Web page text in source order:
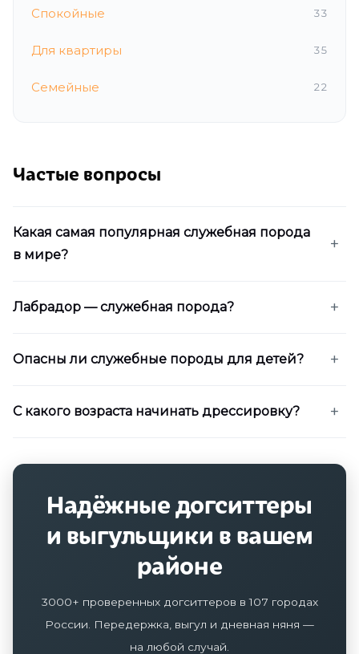
Спокойные 33
Для квартиры 35
Семейные 22
Частые вопросы
Какая самая популярная служебная порода
в мире?
Лабрадор — служебная порода?
Опасны ли служебные породы для детей?
С какого возраста начинать дрессировку?
Надёжные догситтеры
и выгульщики в вашем
районе
3000+ проверенных догситтеров в 107 городах
России. Передержка, выгул и дневная няня —
на любой случай.